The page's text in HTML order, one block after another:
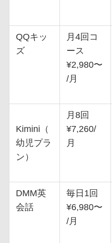
QQキッ
ズ
月4回コ
ース
¥2,980〜
/月
Kimini（
幼児プラ
ン）
月8回
¥7,260/
月
DMM英
会話
毎日1回
¥6,980〜
/月